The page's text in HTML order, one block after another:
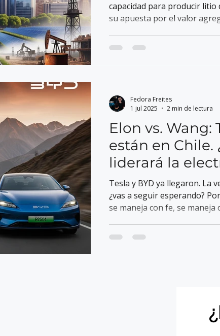
capacidad para producir
su apuesta por el valor
electromovilidad y energías
Elon vs. Wang:
están en Chile.
liderará la
Tesla y BYD ya llegaron. La
¿vas a seguir esperando?
se maneja con fe, se maneja
Fedora Freites
1 jul 2025
2 min de lectura